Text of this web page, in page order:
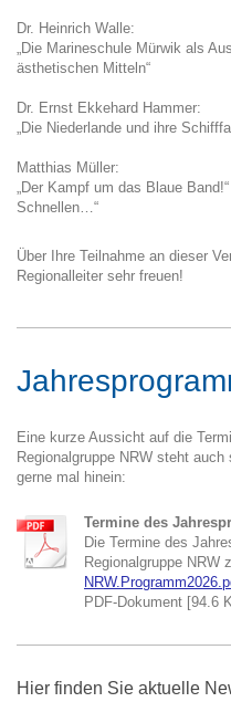
Dr. Heinrich Walle:
„Die Marineschule Mürwik als
ästhetischen Mitteln“
Dr. Ernst Ekkehard Hammer:
„Die Niederlande und ihre
Matthias Müller:
„Der Kampf um das Blaue
Schnellen…“
Über Ihre Teilnahme an dieser
Regionalleiter sehr freuen!
Eine kurze Aussicht auf die
Regionalgruppe NRW steht
gerne mal hinein:
Termine des
Die Termine des
Regionalgruppe NRW
PDF-Dokument [94.6
Hier finden Sie aktuelle